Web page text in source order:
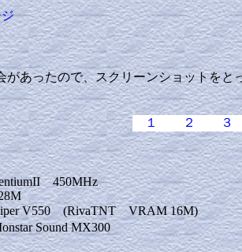
があったので、スクリーンショット
１ ２ ３
450MHz
V550 (RivaTNT VRAM 16M)
Sound MX300